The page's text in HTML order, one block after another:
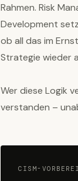
Rahmen. Risk
Development
ob all das im
Strategie wieder
Wer diese Logik
verstanden –
CISM-